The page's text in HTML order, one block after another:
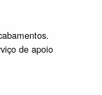
de apoio